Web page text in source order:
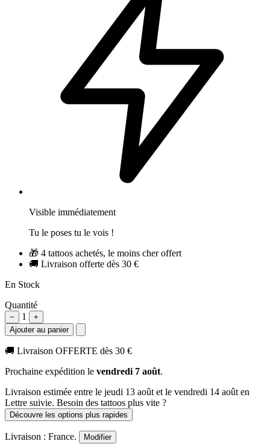
Visible immédiatement
Tu le poses tu le vois !
🎁 4 tattoos achetés, le moins cher offert
🚚 Livraison offerte dès 30 €
En Stock
Quantité
− 1
+
Ajouter au panier
🚚 Livraison OFFERTE dès 30 €
Prochaine expédition le vendredi 7 août.
Livraison estimée entre le jeudi 13 août et le vendredi 14 août en
Lettre suivie. Besoin des tattoos plus vite ?
Découvre les options plus rapides
Livraison : France. Modifier